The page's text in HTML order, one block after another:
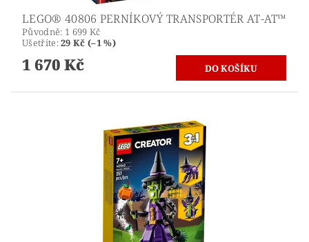
LEGO® 40806 PERNÍKOVÝ TRANSPORTÉR AT-AT™
Původně: 1 699 Kč
Ušetříte:29 Kč (–1 %)
1 670 Kč